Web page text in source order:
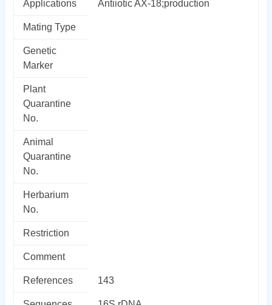
Applications Antiiotic AX-18;production
Mating Type
Genetic
Marker
Plant
Quarantine
No.
Animal
Quarantine
No.
Herbarium
No.
Restriction
Comment
References 143